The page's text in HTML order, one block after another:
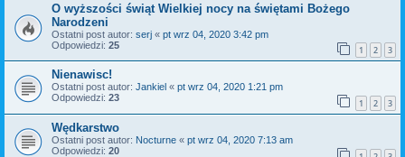
O wyższości świąt Wielkiej nocy na świętami Bożego
Narodzeni
Ostatni post autor: serj « pt wrz 04, 2020 3:42 pm
Odpowiedzi: 25 1 2 3
Nienawisc!
Ostatni post autor: Jankiel « pt wrz 04, 2020 1:21 pm
Odpowiedzi: 23 1 2 3
Wędkarstwo
Ostatni post autor: Nocturne « pt wrz 04, 2020 7:13 am
Odpowiedzi: 20